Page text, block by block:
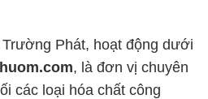
Phát, hoạt động dưới
, là đơn vị chuyên
các loại hóa chất công